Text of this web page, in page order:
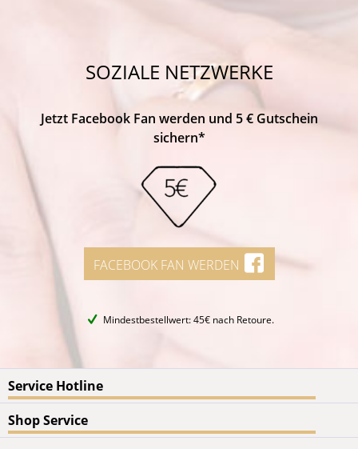
SOZIALE NETZWERKE
Jetzt Facebook Fan werden und 5 € Gutschein
sichern*
FACEBOOK FAN WERDEN
Mindestbestellwert: 45€ nach Retoure.
Service Hotline
Shop Service